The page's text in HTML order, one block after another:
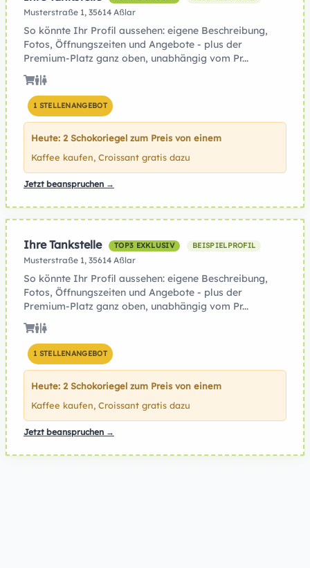
Musterstraße 1, 35614 Aßlar
So könnte Ihr Profil aussehen: eigene Beschreibung,
Fotos, Öffnungszeiten und Angebote - plus der
Premium-Platz ganz oben, unabhängig vom Pr...
1 STELLENANGEBOT
Heute: 2 Schokoriegel zum Preis von einem
Kaffee kaufen, Croissant gratis dazu
Jetzt beanspruchen →
Ihre Tankstelle TOP3 EXKLUSIV BEISPIELPROFIL
Musterstraße 1, 35614 Aßlar
So könnte Ihr Profil aussehen: eigene Beschreibung,
Fotos, Öffnungszeiten und Angebote - plus der
Premium-Platz ganz oben, unabhängig vom Pr...
1 STELLENANGEBOT
Heute: 2 Schokoriegel zum Preis von einem
Kaffee kaufen, Croissant gratis dazu
Jetzt beanspruchen →